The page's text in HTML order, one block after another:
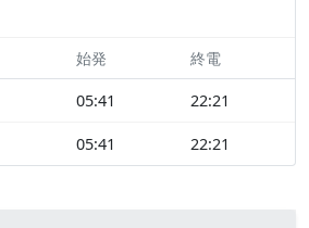
始発 終電
05:41 22:21
05:41 22:21